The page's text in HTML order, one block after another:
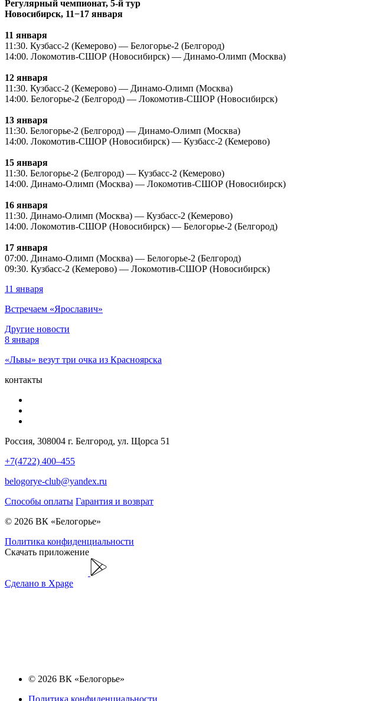
Регулярный чемпионат, 5-й тур
Новосибирск, 11−17 января
11 января
11:30. Кузбасс-2 (Кемерово) — Белогорье-2 (Белгород)
14:00. Локомотив-СШОР (Новосибирск) — Динамо-Олимп (Москва)
12 января
11:30. Кузбасс-2 (Кемерово) — Динамо-Олимп (Москва)
14:00. Белогорье-2 (Белгород) — Локомотив-СШОР (Новосибирск)
13 января
11:30. Белогорье-2 (Белгород) — Динамо-Олимп (Москва)
14:00. Локомотив-СШОР (Новосибирск) — Кузбасс-2 (Кемерово)
15 января
11:30. Белогорье-2 (Белгород) — Кузбасс-2 (Кемерово)
14:00. Динамо-Олимп (Москва) — Локомотив-СШОР (Новосибирск)
16 января
11:30. Динамо-Олимп (Москва) — Кузбасс-2 (Кемерово)
14:00. Локомотив-СШОР (Новосибирск) — Белогорье-2 (Белгород)
17 января
07:00. Динамо-Олимп (Москва) — Белогорье-2 (Белгород)
09:30. Кузбасс-2 (Кемерово) — Локомотив-СШОР (Новосибирск)
11 января
Встречаем «Ярославич»
Другие новости
8 января
«Львы» везут три очка из Красноярска
контакты
Россия, 308004 г. Белгород, ул. Щорса 51
+7(4722) 400–455
belogorye-club@yandex.ru
Способы оплаты Гарантия и возврат
© 2026 ВК «Белогорье»
Политика конфиденциальности
Скачать приложение
Сделано в Xpage
© 2026 ВК «Белогорье»
Политика конфиденциальности